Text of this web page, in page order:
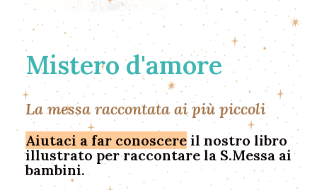
Mistero d'amore
La messa raccontata ai più piccoli
Aiutaci a far conoscere il nostro libro
illustrato per raccontare la S.Messa ai
bambini.